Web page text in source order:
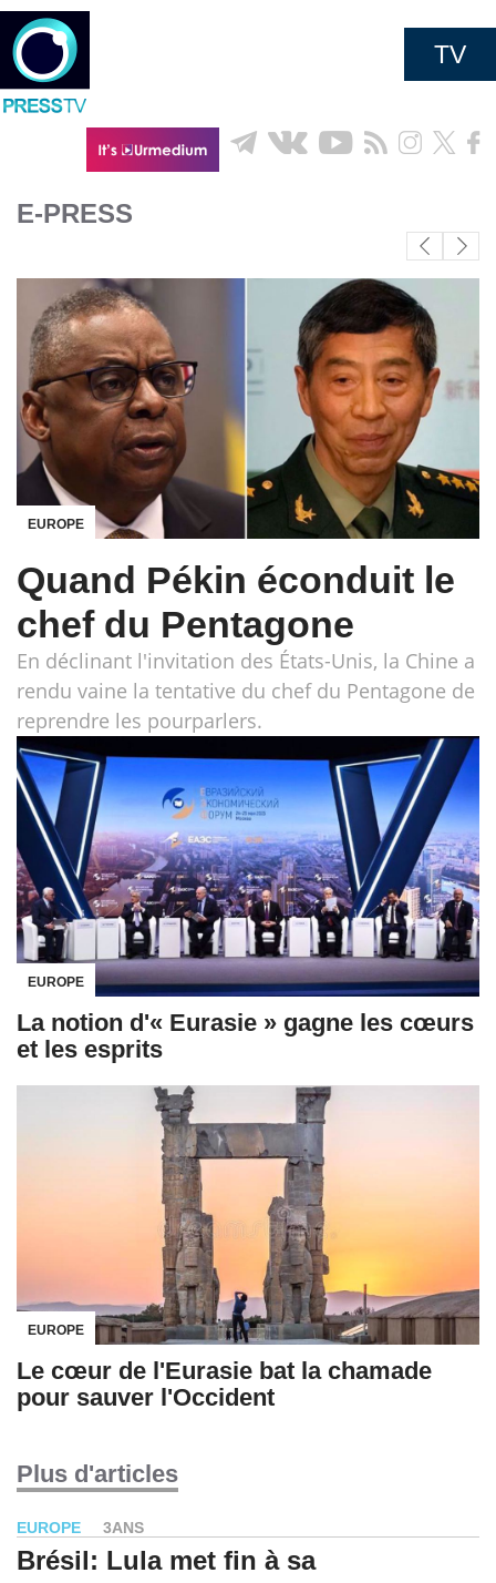
TV
E-PRESS
EUROPE
Quand Pékin éconduit le
chef du Pentagone
En déclinant l'invitation des États-Unis, la Chine a
rendu vaine la tentative du chef du Pentagone de
reprendre les pourparlers.
EUROPE
La notion d'« Eurasie » gagne les cœurs
et les esprits
EUROPE
Le cœur de l'Eurasie bat la chamade
pour sauver l'Occident
Plus d'articles
EUROPE 3ANS
Brésil: Lula met fin à sa